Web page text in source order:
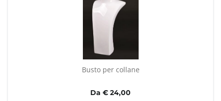
Busto per collane
Da € 24,00